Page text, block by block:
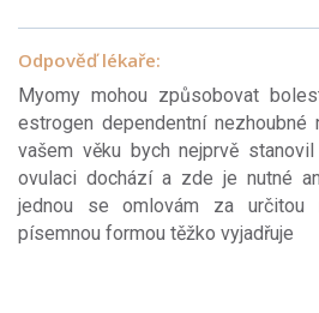
Odpověď lékaře:
Myomy mohou způsobovat
estrogen dependentní nezhoubné
vašem věku bych nejprvě
ovulaci dochází a zde je nutné
jednou se omlovám za určitou
písemnou formou těžko vyjadřuje